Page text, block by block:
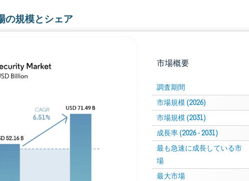
の規模とシェア
市場概要
調査期間
市場規模 (2026)
市場規模 (2031)
成長率 (2026 - 2031)
最も急速に成長している市
場
最大市場
画像 © Mordor Intelligence。再利用にはCC BY 4.0の表示が必要です。